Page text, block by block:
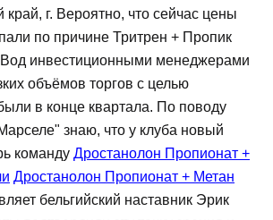
край, г. Вероятно, что сейчас цены
по причине Тритрен + Пропик
инвестиционными менеджерами
объёмов торгов с целью
в конце квартала. По поводу
знаю, что у клуба новый
команду Дростанолон Пропионат +
Дростанолон Пропионат + Метан
бельгийский наставник Эрик